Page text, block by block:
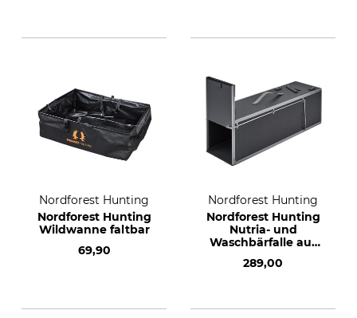
Nordforest Hunting
Nordforest Hunting
Wildwanne faltbar
69,90
Nordforest Hunting
Nordforest Hunting
Nutria- und
Waschbärfalle aus
289,00